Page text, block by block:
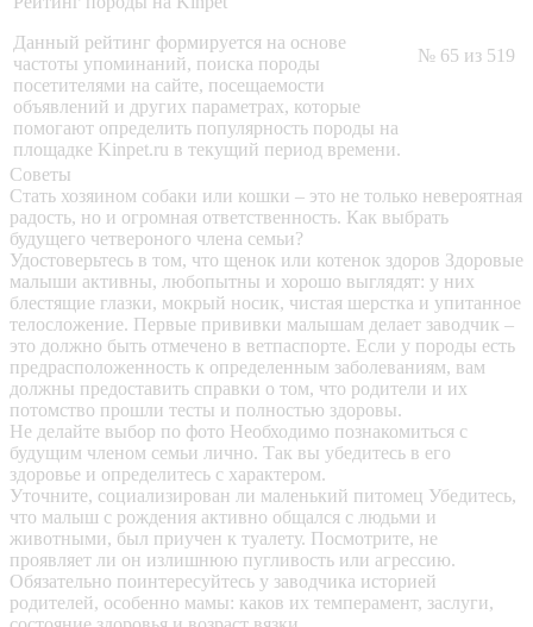
Данный рейтинг формируется на основе
частоты упоминаний, поиска породы
посетителями на сайте, посещаемости
объявлений и других параметрах, которые
помогают определить популярность породы на
площадке Kinpet.ru в текущий период времени.
№ 65 из 519
Советы
Стать хозяином собаки или кошки – это не только невероятная
радость, но и огромная ответственность. Как выбрать
будущего четвероного члена семьи?
Удостоверьтесь в том, что щенок или котенок здоров Здоровые
малыши активны, любопытны и хорошо выглядят: у них
блестящие глазки, мокрый носик, чистая шерстка и упитанное
телосложение. Первые прививки малышам делает заводчик –
это должно быть отмечено в ветпаспорте. Если у породы есть
предрасположенность к определенным заболеваниям, вам
должны предоставить справки о том, что родители и их
потомство прошли тесты и полностью здоровы.
Не делайте выбор по фото Необходимо познакомиться с
будущим членом семьи лично. Так вы убедитесь в его
здоровье и определитесь с характером.
Уточните, социализирован ли маленький питомец Убедитесь,
что малыш с рождения активно общался с людьми и
животными, был приучен к туалету. Посмотрите, не
проявляет ли он излишнюю пугливость или агрессию.
Обязательно поинтересуйтесь у заводчика историей
родителей, особенно мамы: каков их темперамент, заслуги,